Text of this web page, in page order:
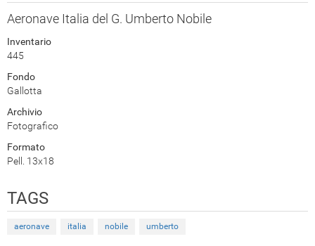
Aeronave Italia del G. Umberto Nobile
Inventario
445
Fondo
Gallotta
Archivio
Fotografico
Formato
Pell. 13x18
TAGS
aeronave italia nobile umberto